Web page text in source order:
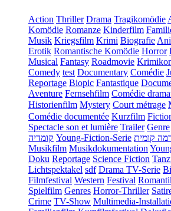
Action Thriller Drama Tragikomödie
Komödie Romanze Kinderfilm
Musik Kriegsfilm Krimi Biografie
Erotik Romantische Komödie Horror
Musical Fantasy Roadmovie
Comedy test Documentary Comédie
Reportage Biopic Fantastique
Aventure Fernsehfilm Comédie
Historienfilm Mystery Court métrage
Comédie documentée Kurzfilm
Spectacle son et lumière Trailer Genre
קומדיה Young-Fiction-Serie קומית
Musikfilm Musikdokumentation
Doku Reportage Science Fiction
Lichtspektakel sdf Drama TV-Serie
Filmfestival Western Festival
Spielfilm Genres Horror-Thriller
Crime TV-Show Multimedia-